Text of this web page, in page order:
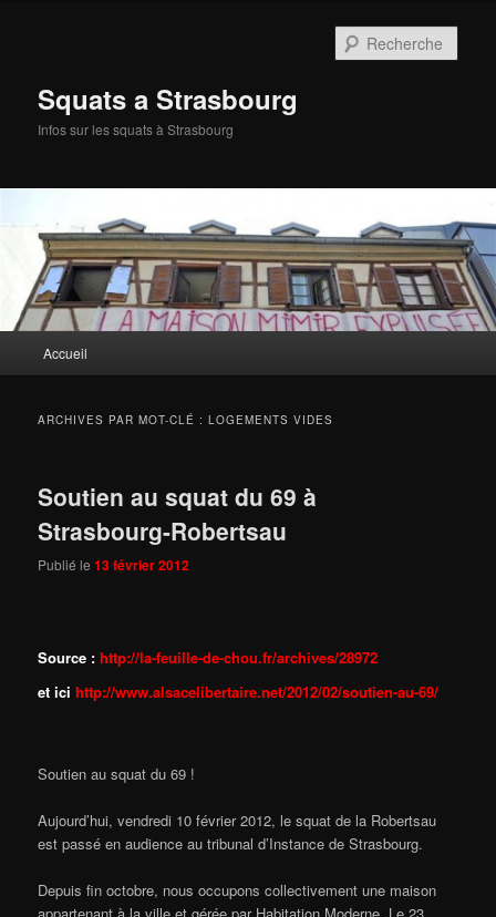
Squats a Strasbourg
Infos sur les squats à Strasbourg
principal
Accueil
ARCHIVES PAR MOT-CLÉ :LOGEMENTS VIDES
Soutien au squat du 69 à
Strasbourg-Robertsau
Publié le13 février 2012
Source :http://la-feuille-de-chou.fr/archives/28972
et icihttp://www.alsacelibertaire.net/2012/02/soutien-au-69/
Soutien au squat du 69 !
Aujourd’hui, vendredi 10 février 2012, le squat de la Robertsau
est passé en audience au tribunal d’Instance de Strasbourg.
Depuis fin octobre, nous occupons collectivement une maison